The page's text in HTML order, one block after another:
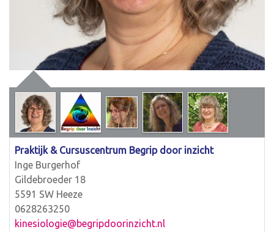
Praktijk & Cursuscentrum Begrip door inzicht
Inge Burgerhof
Gildebroeder 18
5591 SW Heeze
0628263250
kinesiologie@begripdoorinzicht.nl